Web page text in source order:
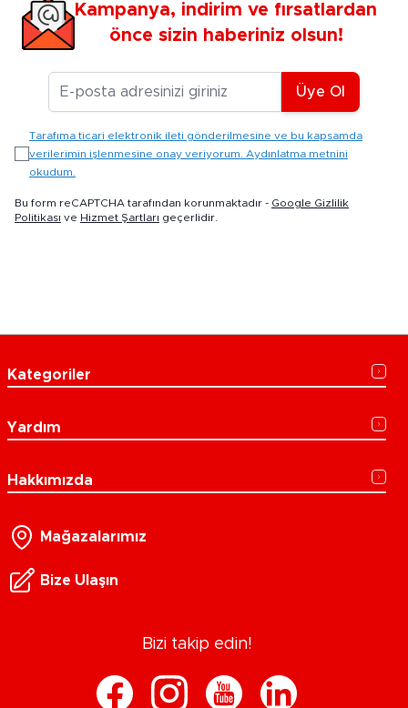
Kampanya, indirim ve fırsatlardan
önce sizin haberiniz olsun!
E-posta Adresiniz
Üye Ol
Tarafıma ticari elektronik ileti gönderilmesine ve bu kapsamda
verilerimin işlenmesine onay veriyorum. Aydınlatma metnini
okudum.
Bu form reCAPTCHA tarafından korunmaktadır - Google Gizlilik
Politikası ve Hizmet Şartları geçerlidir.
Kategoriler
Yardım
Hakkımızda
Mağazalarımız
Bize Ulaşın
Bizi takip edin!